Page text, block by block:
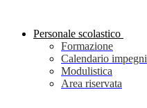
Personale scolastico
Formazione
Calendario impegni
Modulistica
Area riservata